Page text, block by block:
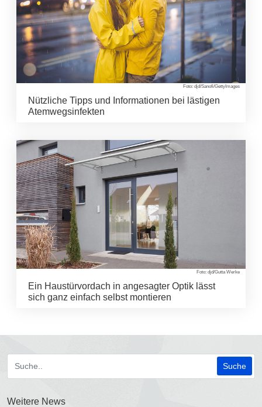
Foto: djd/Sanofi/GettyImages
Nützliche Tipps und Informationen bei lästigen
Atemwegsinfekten
Foto: djd/Gutta Werke
Ein Haustürvordach in angesagter Optik lässt
sich ganz einfach selbst montieren
Weitere News